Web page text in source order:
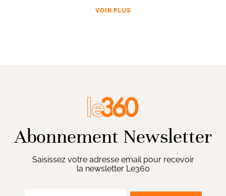
VOIR PLUS
Abonnement Newsletter
Saisissez votre adresse email pour recevoir
la newsletter Le360